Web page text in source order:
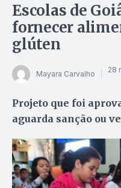
Escolas de
fornecer
glúten
Mayara Carvalho 28
Projeto que foi
aguarda sanção ou